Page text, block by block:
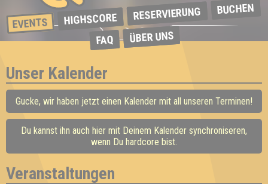
EVENTS HIGHSCORE RESERVIERUNG BUCHEN
FAQ ÜBER UNS
Unser Kalender
Gucke, wir haben jetzt einen Kalender mit all unseren Terminen!
Du kannst ihn auch hier mit Deinem Kalender synchroniseren,
wenn Du hardcore bist.
Veranstaltungen